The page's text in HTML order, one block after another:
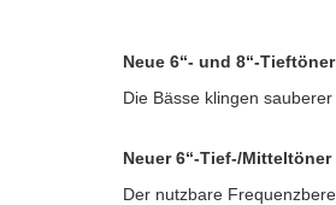
Neue 6“- und 8“-Tieftöner
Die Bässe klingen
Neuer 6“-Tief-/Mitteltöner
Der nutzbare